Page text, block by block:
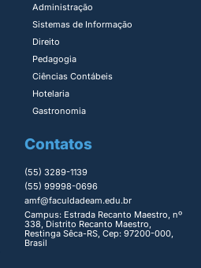
Administração​
Sistemas de Informação​
Direito​
Pedagogia
Ciências Contábeis
Hotelaria
Gastronomia
Contatos
(55) 3289-1139
(55) 99998-0696
amf@faculdadeam.edu.br
Campus: Estrada Recanto Maestro, nº
338, Distrito Recanto Maestro,
Restinga Sêca-RS, Cep: 97200-000,
Brasil